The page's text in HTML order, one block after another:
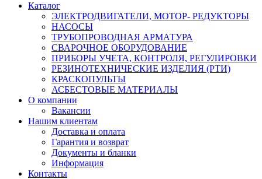
Каталог
ЭЛЕКТРОДВИГАТЕЛИ, МОТОР- РЕДУКТОРЫ
НАСОСЫ
ТРУБОПРОВОДНАЯ АРМАТУРА
СВАРОЧНОЕ ОБОРУДОВАНИЕ
ПРИБОРЫ УЧЕТА, КОНТРОЛЯ, РЕГУЛИРОВКИ
РЕЗИНОТЕХНИЧЕСКИЕ ИЗДЕЛИЯ (РТИ)
КРАСКОПУЛЬТЫ
АСБЕСТОВЫЕ МАТЕРИАЛЫ
О компании
Вакансии
Нашим клиентам
Доставка и оплата
Гарантия и возврат
Документы и бланки
Информация
Контакты